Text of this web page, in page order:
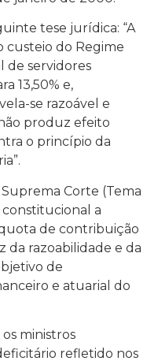
tese jurídica: “A
custeio do Regime
de servidores
13,50% e,
se razoável e
produz efeito
o princípio da
Corte (Tema
a
de contribuição
da razoabilidade e da
de
e atuarial do
ministros
refletido nos